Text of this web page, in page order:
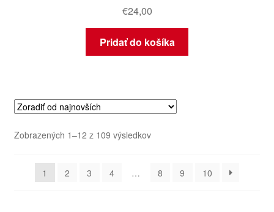
€24,00
Pridať do košíka
Zobrazených 1–12 z 109 výsledkovZoradené
1
2 3 4 … 8 9 10